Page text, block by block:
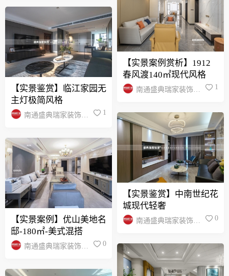
【实景鉴赏】临江家园无
主灯极简风格
南通盛典瑞家装饰设
1
【实景案例】优山美地名
邸-180㎡-美式混搭
南通盛典瑞家装饰设
0
【实景案例赏析】1912
春风渡140㎡现代风格
南通盛典瑞家装饰设
1
【实景鉴赏】中南世纪花
城现代轻奢
南通盛典瑞家装饰设
0